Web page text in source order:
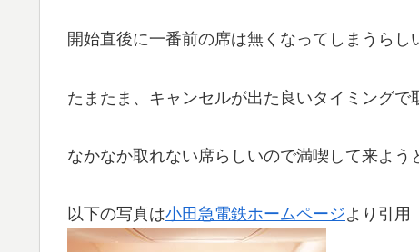
開始直後に一番前の席は無くなってしまうらし
たまたま、キャンセルが出た良いタイミングで
なかなか取れない席らしいので満喫して来よう
以下の写真は小田急電鉄ホームページより引用